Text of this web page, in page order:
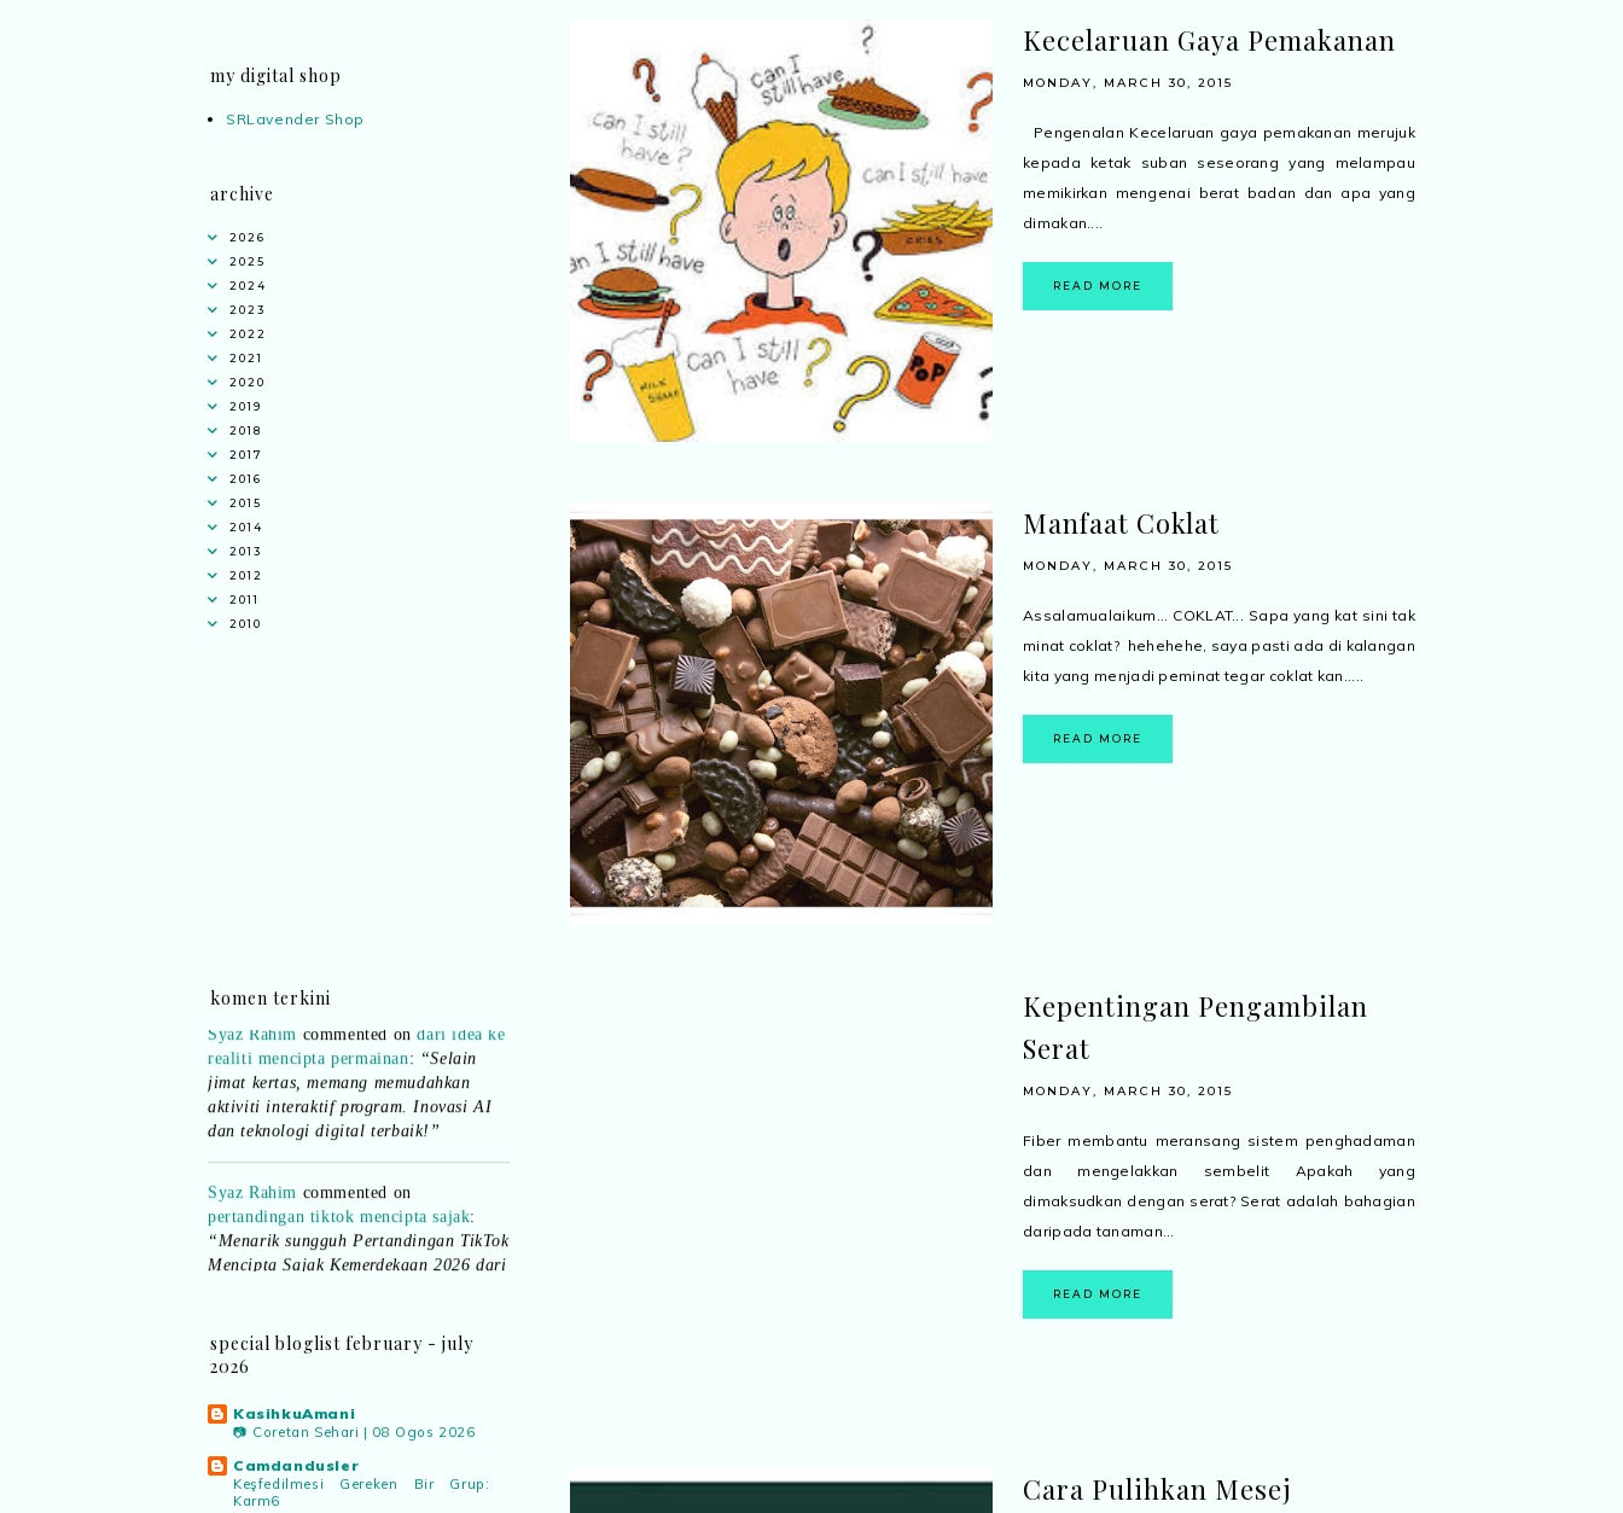
Kecelaruan Gaya Pemakanan
MONDAY, MARCH 30, 2015
Pengenalan Kecelaruan gaya pemakanan merujuk
kepada ketak suban seseorang yang melampau
memikirkan mengenai berat badan dan apa yang
dimakan....
READ MORE
Manfaat Coklat
MONDAY, MARCH 30, 2015
Assalamualaikum... COKLAT... Sapa yang kat sini tak
minat coklat? hehehehe, saya pasti ada di kalangan
kita yang menjadi peminat tegar coklat kan.....
READ MORE
Kepentingan Pengambilan
Serat
MONDAY, MARCH 30, 2015
Fiber membantu meransang sistem penghadaman
dan mengelakkan sembelit Apakah yang
dimaksudkan dengan serat? Serat adalah bahagian
daripada tanaman...
READ MORE
Cara Pulihkan Mesej
my digital shop
SRLavender Shop
archive
2026
2025
2024
2023
2022
2021
2020
2019
2018
2017
2016
2015
2014
2013
2012
2011
2010
komen terkini
Syaz Rahimcommented on
jimat kertas, memang memudahkan
aktiviti interaktif program. Inovasi AI
dan teknologi digital terbaik!”
Syaz Rahimcommented on
pertandingan tiktok mencipta sajak
“Menarik sungguh Pertandingan TikTok
Mencipta Sajak Kemerdekaan 2026 dari
PNM ni! Platform terbaik serlahkan
Eyma Balkish
“Menarik..tapi lama tak mengarang
rasa kurang ideanya.”
commented on
special bloglist february - july
2026
KasihkuAmani
📷 Coretan Sehari | 08 Ogos 2026
Camdandusler
Keşfedilmesi Gereken Bir Grup:
Karm6